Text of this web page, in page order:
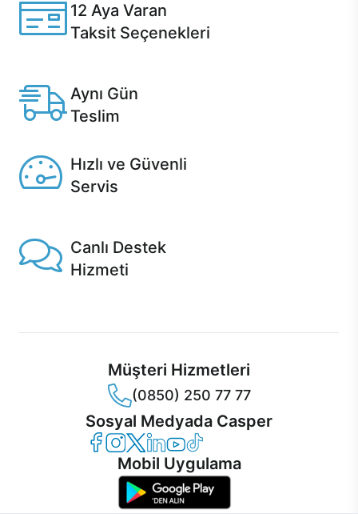
12 Aya Varan
Taksit Seçenekleri
Aynı Gün
Teslim
Hızlı ve Güvenli
Servis
Canlı Destek
Hizmeti
Müşteri Hizmetleri
(0850) 250 77 77
Sosyal Medyada Casper
Casper Facebook
Casper Instagram
Casper Twitter
Casper LinkedIn
Casper YouTube
Casper TikTok
Mobil Uygulama